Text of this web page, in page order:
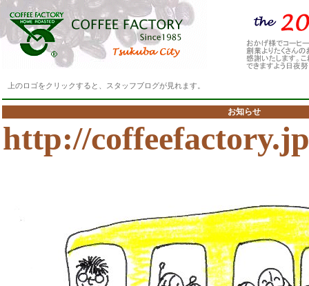
上のロゴをクリックすると、スタッフブログが見れます。
お知らせ
http://